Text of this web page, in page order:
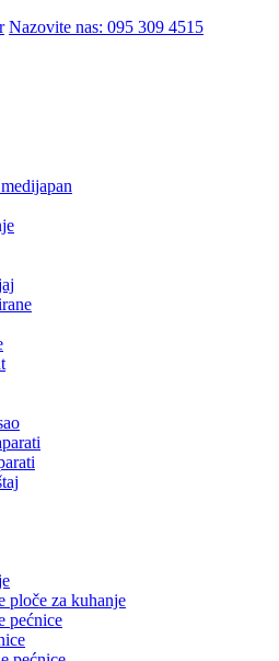
Nazovite nas: 095 309 4515
ploče za kuhanje
pećnice